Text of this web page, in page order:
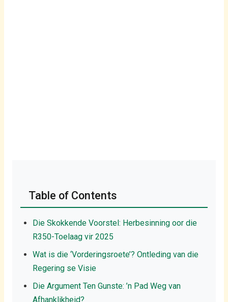
Table of Contents
Die Skokkende Voorstel: Herbesinning oor die
R350-Toelaag vir 2025
Wat is die ‘Vorderingsroete’? Ontleding van die
Regering se Visie
Die Argument Ten Gunste: ’n Pad Weg van
Afhanklikheid?